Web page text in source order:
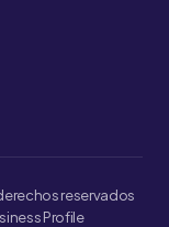
reservados
Profile